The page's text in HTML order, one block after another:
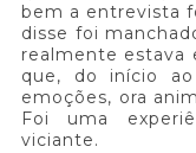
bem a entrevista
disse foi
realmente estava
que, do início
emoções, ora
Foi uma
viciante.